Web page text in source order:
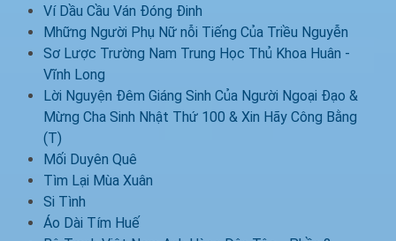
Ví Dầu Cầu Ván Đóng Đinh
Mhững Người Phụ Nữ nỗi Tiếng Của Triều Nguyễn
Sơ Lược Trường Nam Trung Học Thủ Khoa Huân -
Vĩnh Long
Lời Nguyện Đêm Giáng Sinh Của Người Ngoại Đạo &
Mừng Cha Sinh Nhật Thứ 100 & Xin Hãy Công Bằng
(T)
Mối Duyên Quê
Tìm Lại Mùa Xuân
Si Tình
Áo Dài Tím Huế